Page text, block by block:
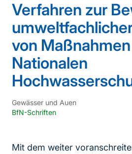
Verfahren zur
von
Nationalen
Gewässer und Auen
BfN-Schriften
Mit dem weiter